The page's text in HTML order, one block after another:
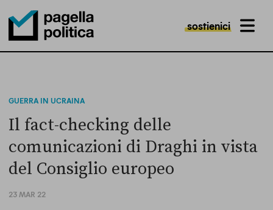
Pagella Politica Logo
sostienici MENU
GUERRA IN UCRAINA
Il fact-checking delle
comunicazioni di Draghi in vista
del Consiglio europeo
23 MAR 22